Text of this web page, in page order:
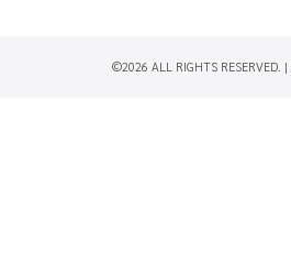
©2026 ALL RIGHTS RESERVED. |